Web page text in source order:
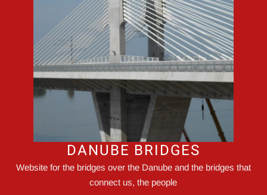
DANUBE BRIDGES
Website for the bridges over the Danube and the bridges that
connect us, the people